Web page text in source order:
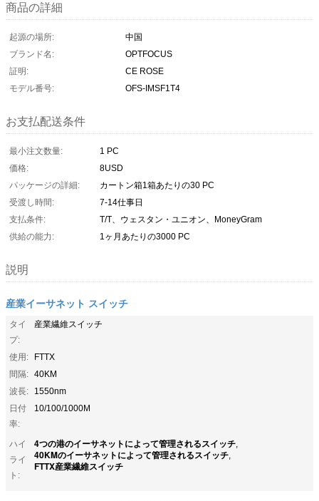
商品の詳細
起源の場所:
中国
ブランド名:
OPTFOCUS
証明:
CE ROSE
モデル番号:
OFS-IMSF1T4
お支払配送条件
最小注文数量:
1 PC
価格:
8USD
パッケージの詳細:
カートン箱1箱あたりの30 PC
受渡し時間:
7-14仕事日
支払条件:
T/T、ウェスタン・ユニオン、MoneyGram
供給の能力:
1ヶ月あたりの3000 PC
説明
産業イーサネット スイッチ
タイ
プ:
産業繊維スイッチ
使用:
FTTX
間隔: 40KM
波長:
1550nm
日付
率:
10/100/1000M
ハイ
ライ
ト:
4つの港のイーサネットによって管理されるスイッチ,
40KMのイーサネットによって管理されるスイッチ,
FTTX産業繊維スイッチ